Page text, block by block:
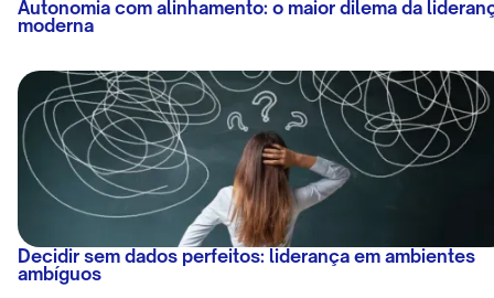
Autonomia com alinhamento: o maior dilema da
moderna
Decidir sem dados perfeitos: liderança em ambientes
ambíguos